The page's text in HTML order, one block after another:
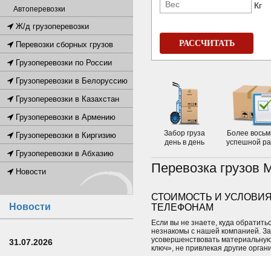
Кг
РАССЧИТАТЬ
Забор груза
день в день
Более
успешной
Перевозка грузов
СТОИМОСТЬ И
ТЕЛЕФОНАМ
Если вы не знаете, куда
незнакомы с нашей компанией.
усовершенствовать
ключ», не привлекая другие
Автоперевозки
Ж/д грузоперевозки
Перевозки сборных грузов
Грузоперевозки по России
Грузоперевозки в Белоруссию
Грузоперевозки в Казахстан
Грузоперевозки в Армению
Грузоперевозки в Киргизию
Грузоперевозки в Абхазию
Новости
Новости
31.07.2026